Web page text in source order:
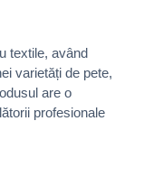
textile, având
varietăți de pete,
are o
profesionale